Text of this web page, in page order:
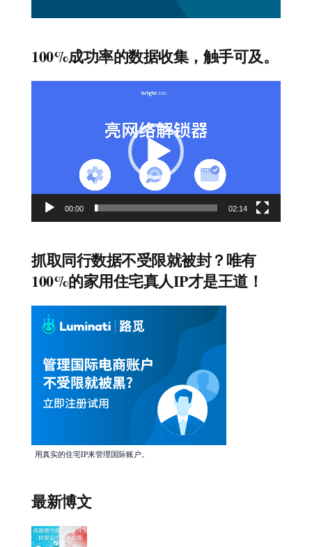
100%成功率的数据收集，触手可及。
00:00 02:14
抓取同行数据不受限就被封？唯有
100%的家用住宅真人IP才是王道！
用真实的住宅IP来管理国际账户。
最新博文